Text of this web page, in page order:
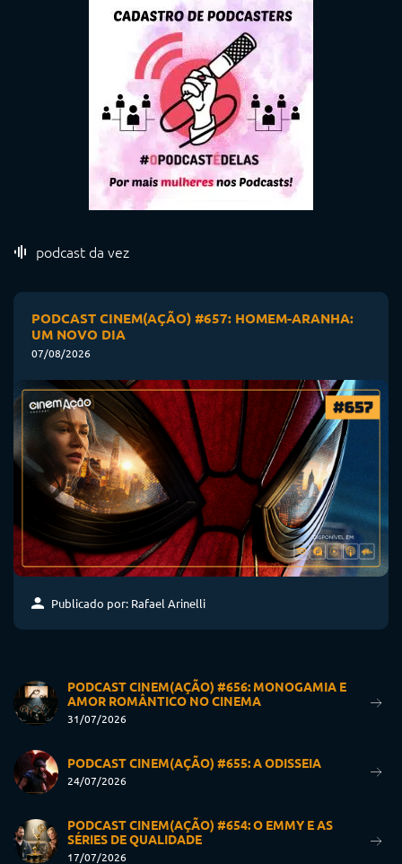
podcast da vez
PODCAST CINEM(AÇÃO) #657: HOMEM-ARANHA:
UM NOVO DIA
07/08/2026
Publicado por: Rafael Arinelli
PODCAST CINEM(AÇÃO) #656: MONOGAMIA E
AMOR ROMÂNTICO NO CINEMA
31/07/2026
PODCAST CINEM(AÇÃO) #655: A ODISSEIA
24/07/2026
PODCAST CINEM(AÇÃO) #654: O EMMY E AS
SÉRIES DE QUALIDADE
17/07/2026